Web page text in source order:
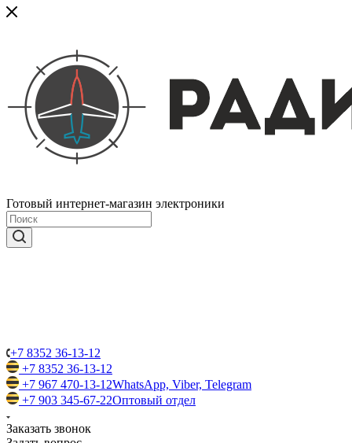
Готовый интернет-магазин электроники
+7 8352 36-13-12
+7 8352 36-13-12
+7 967 470-13-12WhatsApp, Viber, Telegram
+7 903 345-67-22Оптовый отдел
Заказать звонок